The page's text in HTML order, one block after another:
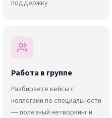
поддержку
Работа в группе
Разбираете кейсы с
коллегами по специальности
— полезный нетворкинг и